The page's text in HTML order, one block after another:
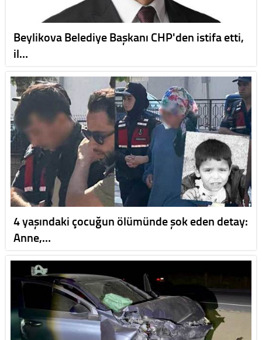
Beylikova Belediye Başkanı CHP'den istifa etti,
il…
4 yaşındaki çocuğun ölümünde şok eden detay:
Anne,…